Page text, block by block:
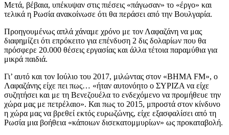
Μετά, βέβαια, υπέκυψαν στις πιέσεις «πάγωσαν» το «έργο» και
τελικά η Ρωσία ανακοίνωσε ότι θα περάσει από την Βουλγαρία.
Προηγουμένως απλά χάναμε χρόνο με τον Λαφαζάνη να μας
διαφημίζει ότι επρόκειτο για επένδυση 2 δις δολαρίων που θα
πρόσφερε 20.000 θέσεις εργασίας και άλλα τέτοια παραμύθια για
μικρά παιδιά.
Γι’ αυτό και τον Ιούλιο του 2017, μιλώντας στον «ΒΗΜΑ FM», ο
Λαφαζάνης είχε πει πως… «ήταν αυτονόητο ο ΣΥΡΙΖΑ να είχε
συζητήσει και με τη Βενεζουέλα το ενδεχόμενο να προμήθευε την
χώρα μας με πετρέλαιο». Και πως το 2015, μπροστά στον κίνδυνο
η χώρα μας να βρεθεί εκτός ευρωζώνης, είχε εξασφαλίσει από τη
Ρωσία μια βοήθεια «κάποιων δισεκατομμυρίων» ως προκαταβολή.